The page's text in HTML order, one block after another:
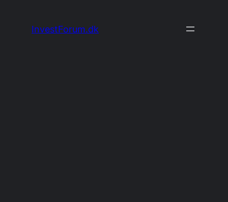
InvestForum.dk